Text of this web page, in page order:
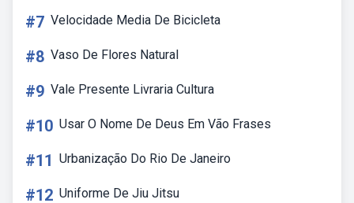
#7 Velocidade Media De Bicicleta
#8 Vaso De Flores Natural
#9 Vale Presente Livraria Cultura
#10 Usar O Nome De Deus Em Vão Frases
#11 Urbanização Do Rio De Janeiro
#12 Uniforme De Jiu Jitsu